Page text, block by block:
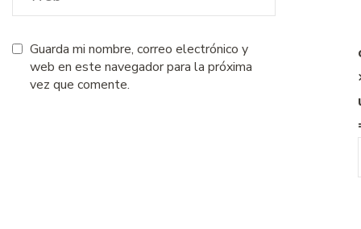
Guarda mi nombre, correo electrónico y
web en este navegador para la próxima
vez que comente.